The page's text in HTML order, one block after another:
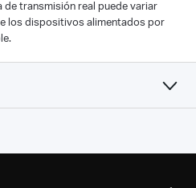
transmisión real puede variar
los dispositivos alimentados por